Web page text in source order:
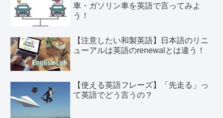
車・ガソリン車を英語で言ってみよ
う！
【注意したい和製英語】日本語のリニ
ューアルは英語のrenewalとは違う！
【使える英語フレーズ】「先走る」っ
て英語でどう言うの？